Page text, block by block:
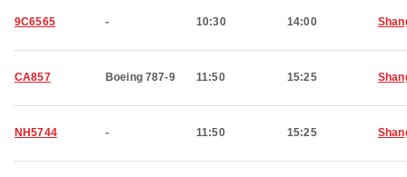
9C6565 - 10:30 14:00
CA857 Boeing 787-9 11:50 15:25
NH5744 - 11:50 15:25